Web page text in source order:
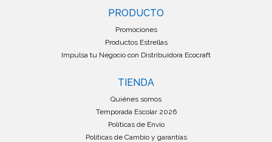
PRODUCTO
Promociones
Productos Estrellas
Impulsa tu Negocio con Distribuidora Ecocraft
TIENDA
Quiénes somos
Temporada Escolar 2026
Políticas de Envío
Políticas de Cambio y garantías